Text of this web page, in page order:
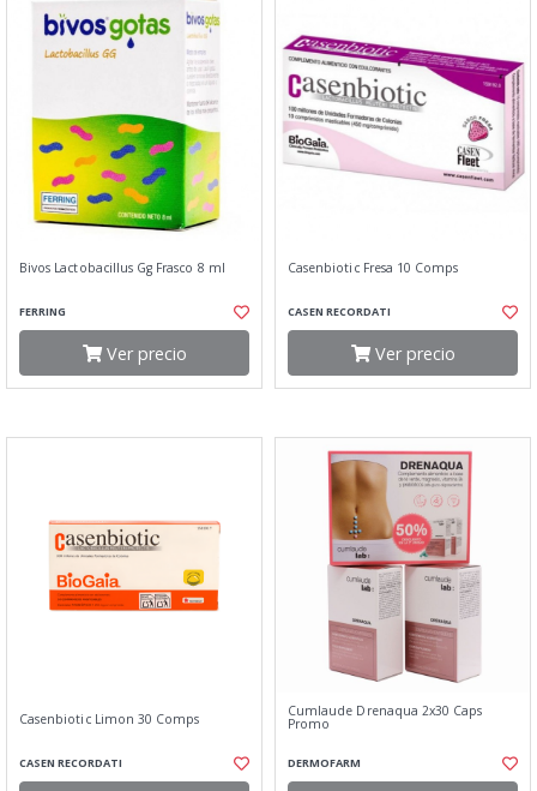
Bivos Lactobacillus Gg Frasco 8 ml
FERRING
Ver precio
Casenbiotic Fresa 10 Comps
CASEN RECORDATI
Ver precio
Casenbiotic Limon 30 Comps
CASEN RECORDATI
Cumlaude Drenaqua 2x30 Caps
Promo
DERMOFARM